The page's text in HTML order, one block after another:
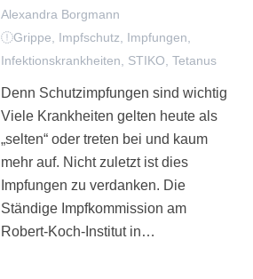
Alexandra Borgmann
Grippe Impfschutz Impfungen
Infektionskrankheiten
STIKO Tetanus
Denn Schutzimpfungen sind wichtig
Viele Krankheiten gelten heute als
„selten“ oder treten bei und kaum
mehr auf. Nicht zuletzt ist dies
Impfungen zu verdanken. Die
Ständige Impfkommission am
Robert-Koch-Institut in…